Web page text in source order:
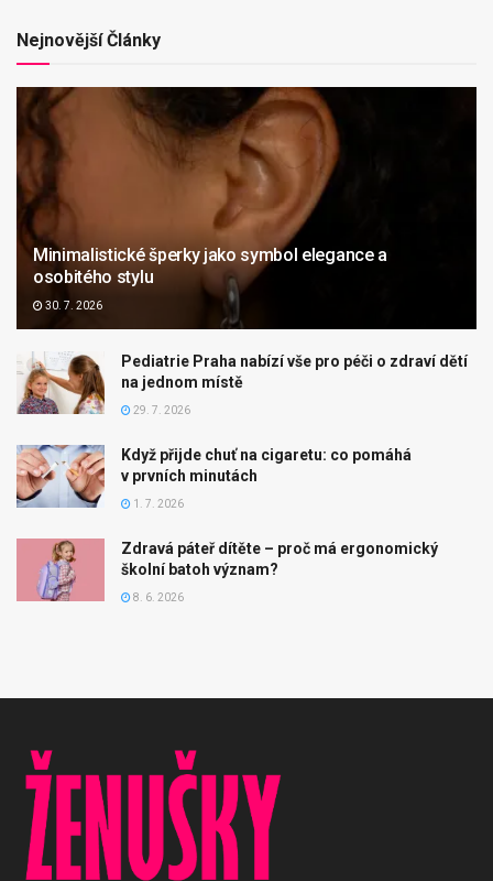
Nejnovější Články
Minimalistické šperky jako symbol elegance a
osobitého stylu
30. 7. 2026
Pediatrie Praha nabízí vše pro péči o zdraví dětí
na jednom místě
29. 7. 2026
Když přijde chuť na cigaretu: co pomáhá
v prvních minutách
1. 7. 2026
Zdravá páteř dítěte – proč má ergonomický
školní batoh význam?
8. 6. 2026